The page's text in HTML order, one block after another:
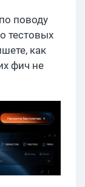
поводу
тестовых
как
фич не